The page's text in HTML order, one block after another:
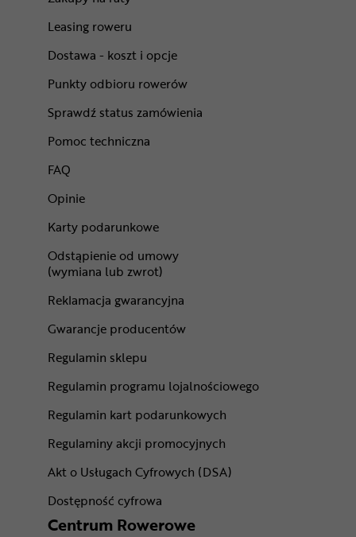
Leasing roweru
Dostawa - koszt i opcje
Punkty odbioru rowerów
Sprawdź status zamówienia
Pomoc techniczna
FAQ
Opinie
Karty podarunkowe
Odstąpienie od umowy
(wymiana lub zwrot)
Reklamacja gwarancyjna
Gwarancje producentów
Regulamin sklepu
Regulamin programu lojalnościowego
Regulamin kart podarunkowych
Regulaminy akcji promocyjnych
Akt o Usługach Cyfrowych (DSA)
Dostępność cyfrowa
Centrum Rowerowe